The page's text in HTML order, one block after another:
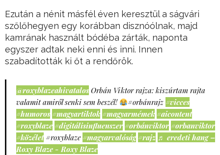
Ezután a nénit másfél éven keresztül a ságvári
szőlőhegyen egy korábban disznóólnak, majd
kamrának használt bódéba zárták, naponta
egyszer adtak neki enni és inni. Innen
szabadították ki őt a rendőrök.
@roxyblazeahivatalos Orbán Viktor rajza: kiszúrtam rajta
valamit amiről senki sem beszél!
#orbánrajz #vicces
#humoros #magyartiktok #magyarmémek #aicontent
#roxyblaze #digitálisinfluenszer #orbánviktor #orbanviktor
#közélet #roxyblaze #magyarvalóság #rajz ♬ eredeti hang –
Roxy Blaze - Roxy Blaze